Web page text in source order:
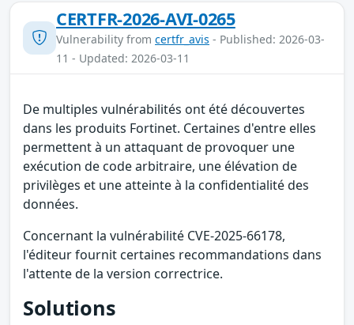
CERTFR-2026-AVI-0265
Vulnerability from certfr_avis - Published: 2026-03-
11 - Updated: 2026-03-11
De multiples vulnérabilités ont été découvertes
dans les produits Fortinet. Certaines d'entre elles
permettent à un attaquant de provoquer une
exécution de code arbitraire, une élévation de
privilèges et une atteinte à la confidentialité des
données.
Concernant la vulnérabilité CVE-2025-66178,
l'éditeur fournit certaines recommandations dans
l'attente de la version correctrice.
Solutions